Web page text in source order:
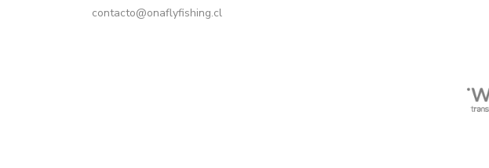
contacto@onaflyfishing.cl